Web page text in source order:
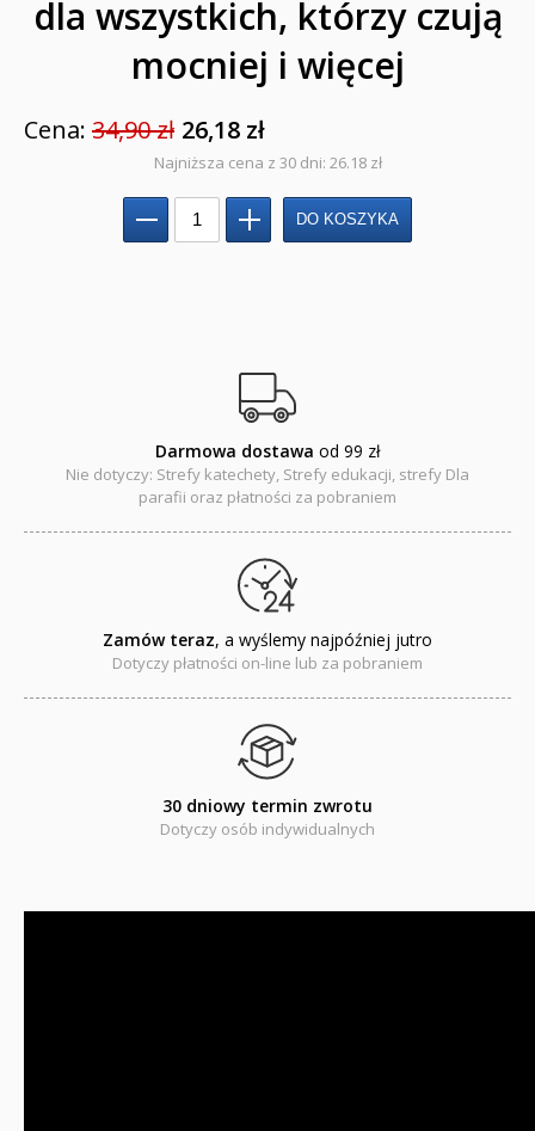
NOWOŚCI
QUIZY, ŁAMIGŁÓWKI TERAZ -35% TANIEJ
KAKADU - książki interaktywne z piórem
Baśnie, bajki
Cecylka Knedelek
Encyklopedie, leksykony
Edukacja przyrodnicza - Życie bez granic
Książki religijne dla dzieci
dla wszystkich, którzy czują
mocniej i więcej
Cena: 34,90 zł 26,18 zł
Najniższa cena z 30 dni: 26.18 zł
Darmowa dostawa od 99 zł
Nie dotyczy: Strefy katechety, Strefy edukacji, strefy Dla
parafii oraz płatności za pobraniem
Zamów teraz, a wyślemy najpóźniej jutro
Dotyczy płatności on-line lub za pobraniem
30 dniowy termin zwrotu
Dotyczy osób indywidualnych